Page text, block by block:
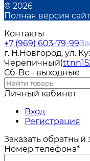
© 2026
Полная версия
Контакты
+7 (969) 603-79-99
г. Н.Новгород, ул.
Черепичный)
Сб-Вс - выходные
Личный кабинет
Вход
Регистрация
Заказать обратный
Номер телефона*